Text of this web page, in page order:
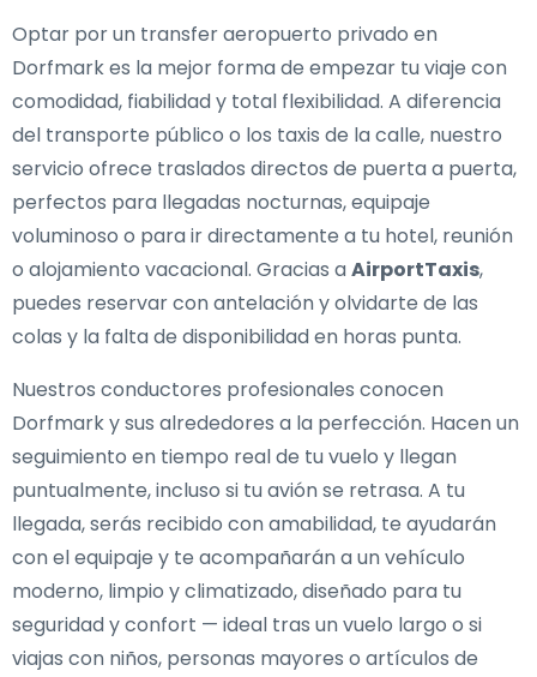
Optar por un transfer aeropuerto privado en
Dorfmark es la mejor forma de empezar tu viaje con
comodidad, fiabilidad y total flexibilidad. A diferencia
del transporte público o los taxis de la calle, nuestro
servicio ofrece traslados directos de puerta a puerta,
perfectos para llegadas nocturnas, equipaje
voluminoso o para ir directamente a tu hotel, reunión
o alojamiento vacacional. Gracias aAirportTaxis,
puedes reservar con antelación y olvidarte de las
colas y la falta de disponibilidad en horas punta.
Nuestros conductores profesionales conocen
Dorfmark y sus alrededores a la perfección. Hacen un
seguimiento en tiempo real de tu vuelo y llegan
puntualmente, incluso si tu avión se retrasa. A tu
llegada, serás recibido con amabilidad, te ayudarán
con el equipaje y te acompañarán a un vehículo
moderno, limpio y climatizado, diseñado para tu
seguridad y confort — ideal tras un vuelo largo o si
viajas con niños, personas mayores o artículos de